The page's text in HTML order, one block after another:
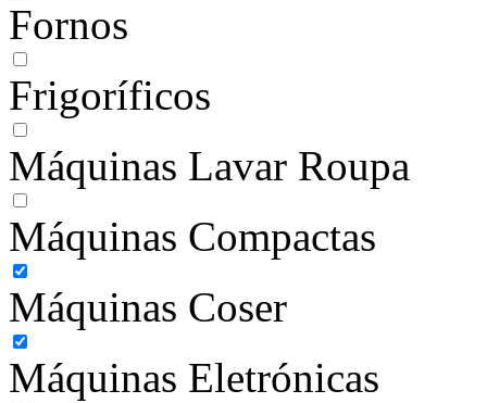
Fornos
Frigoríficos
Máquinas Lavar Roupa
Máquinas Compactas
Máquinas Coser
Máquinas Eletrónicas